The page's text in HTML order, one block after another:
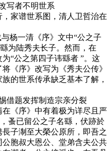
写者不明世系
家谱世系图，清人卫哲治在
杨一清《序》文中“公之子
为陆秀夫长子。然而，在
“公之第四子讳繇者 ”。这
《序》改写为《秀夫公传》
的世系传承缺乏基本了解，
借题发挥制造宗亲分裂
《序》中有着极为详尽且严
蚤已留公之子名繇，伏跡於
子淛至大榮公原所，即吾之
胞叔大恩公、堂弟含夫公共